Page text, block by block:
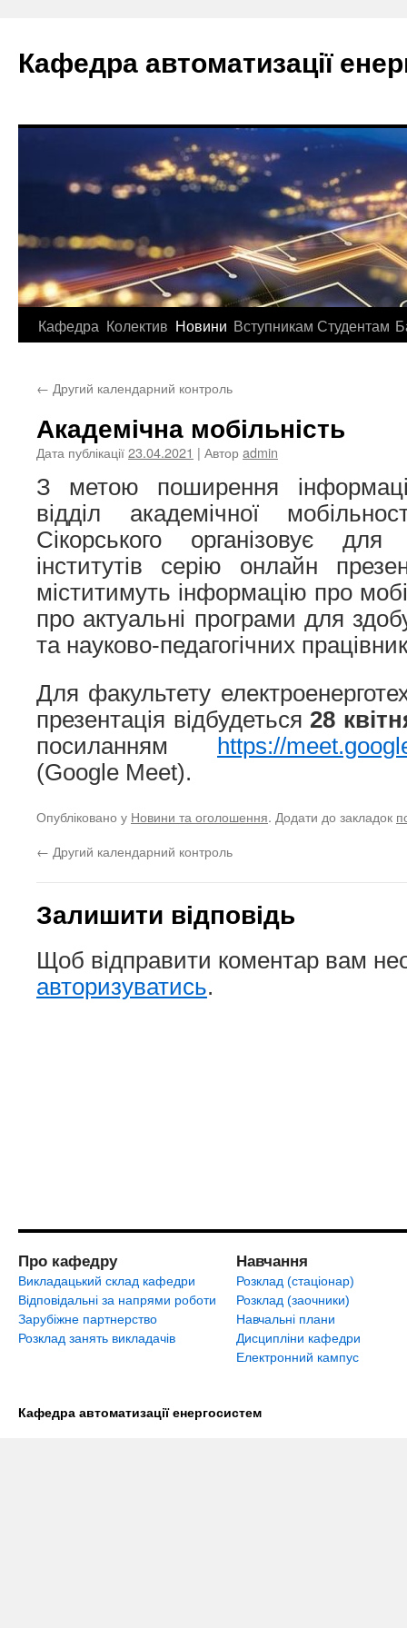
вмісту
Кафедра автоматизації
Кафедра Колектив Новини Вступникам Студентам
← Другий календарний контроль
Академічна мобільність
Дата публікації23.04.2021 | Авторadmin
З метою поширення
відділ академічної
Сікорського організовує для
інститутів серію онлайн
міститимуть інформацію про
про актуальні програми для
та науково-педагогічних
Для факультету
презентація відбудеться 28
посиланням
https://
(Google Meet).
Опубліковано у Новини та оголошення. Додати до закладок
← Другий календарний контроль
Залишити відповідь
Щоб відправити коментар вам
авторизуватись.
Про кафедру
Викладацький склад кафедри
Відповідальні за напрями роботи
Зарубіжне партнерство
Розклад занять викладачів
Навчання
Розклад (стаціонар)
Розклад (заочники)
Навчальні плани
Дисципліни кафедри
Електронний кампус
Кафедра автоматизації енергосистем